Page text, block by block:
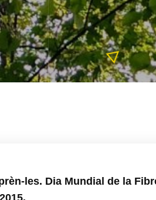
les. Dia Mundial de la